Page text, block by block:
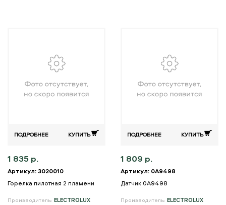
ПОДРОБНЕЕ КУПИТЬ
1 835 р.
Артикул: 3020010
Горелка пилотная 2 пламени
Производитель: ELECTROLUX
ПОДРОБНЕЕ КУПИТЬ
1 809 р.
Артикул: 0A9498
Датчик 0A9498
Производитель: ELECTROLUX